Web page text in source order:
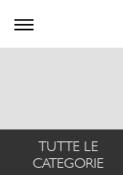
TUTTE LE
CATEGORIE